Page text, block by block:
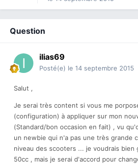
Question
ilias69
Posté(e) le 14 septembre 2015
Salut ,
Je serai très content si vous me
(configuration) à appliquer sur mon
(Standard/bon occasion en fait) , vu
un newbie qui n'a pas une très grande
niveau des scooters ... je voudrais bien
50cc , mais je serai d'accord pour